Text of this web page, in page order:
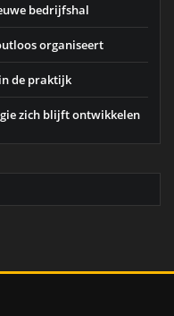
bedrijfshal
organiseert
de praktijk
zich blijft ontwikkelen